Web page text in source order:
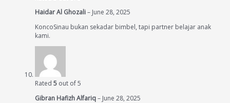
Haidar Al Ghozali– June 28, 2025
KoncoSinau bukan sekadar bimbel, tapi partner belajar anak
kami.
Rated 5 out of 5
Gibran Hafizh Alfariq– June 28, 2025